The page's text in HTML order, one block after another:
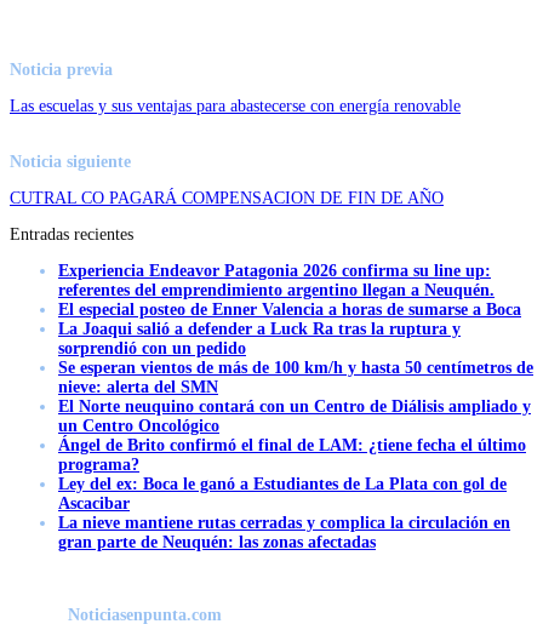
Noticia previa
Las escuelas y sus ventajas para abastecerse con energía renovable
Noticia siguiente
CUTRAL CO PAGARÁ COMPENSACION DE FIN DE AÑO
Entradas recientes
Experiencia Endeavor Patagonia 2026 confirma su line up:
referentes del emprendimiento argentino llegan a Neuquén.
El especial posteo de Enner Valencia a horas de sumarse a Boca
La Joaqui salió a defender a Luck Ra tras la ruptura y
sorprendió con un pedido
Se esperan vientos de más de 100 km/h y hasta 50 centímetros de
nieve: alerta del SMN
El Norte neuquino contará con un Centro de Diálisis ampliado y
un Centro Oncológico
Ángel de Brito confirmó el final de LAM: ¿tiene fecha el último
programa?
Ley del ex: Boca le ganó a Estudiantes de La Plata con gol de
Ascacibar
La nieve mantiene rutas cerradas y complica la circulación en
gran parte de Neuquén: las zonas afectadas
Noticiasenpunta.com